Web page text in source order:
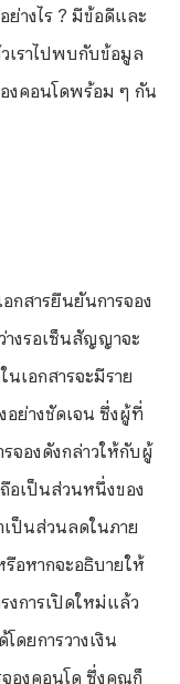
างไร ? มีข้อดีและ
เราไปพบกับข้อมูล
งคอนโดพร้อม ๆ กัน
กสารยืนยันการจอง
างรอเซ็นสัญญาจะ
นเอกสารจะมีราย
อย่างชัดเจน ซึ่งผู้ที่
จองดังกล่าวให้กับผู้
อเป็นส่วนหนึ่งของ
เป็นส่วนลดในภาย
รือหากจะอธิบายให้
งการเปิดใหม่แล้ว
ดยการวางเงิน
องคอนโด ซึ่งคุณก็